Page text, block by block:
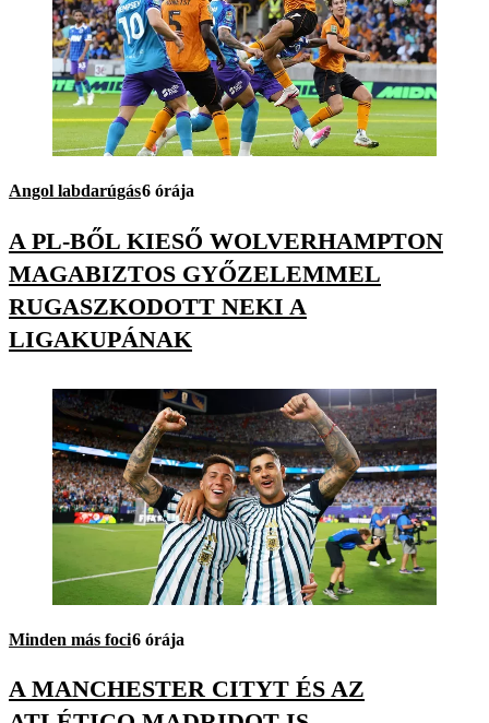
Angol labdarúgás6 órája
A PL-BŐL KIESŐ WOLVERHAMPTON
MAGABIZTOS GYŐZELEMMEL
RUGASZKODOTT NEKI A
LIGAKUPÁNAK
Minden más foci6 órája
A MANCHESTER CITYT ÉS AZ